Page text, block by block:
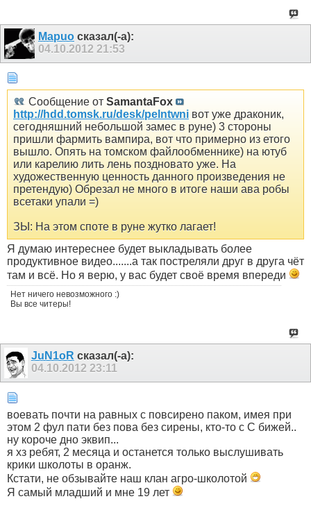
Mapuo сказал(-а):
04.10.2012 21:53
Сообщение от SamantaFox
http://hdd.tomsk.ru/desk/pelntwni вот уже драконик,
сегодняшний небольшой замес в руне) 3 стороны
пришли фармить вампира, вот что примерно из етого
вышло. Опять на томском файлообменнике) на ютуб
или карелию лить лень поздновато уже. На
художественную ценность данного произведения не
претендую) Обрезал не много в итоге наши ава робы
всетаки упали =)
ЗЫ: На этом споте в руне жутко лагает!
Я думаю интереснее будет выкладывать более
продуктивное видео.......а так постреляли друг в друга чёт
там и всё. Но я верю, у вас будет своё время впереди
Нет ничего невозможного :)
Вы все читеры!
JuN1oR сказал(-а):
04.10.2012 23:11
воевать почти на равных с повсирено паком, имея при
этом 2 фул пати без пова без сирены, кто-то с С бижей..
ну короче дно эквип...
я хз ребят, 2 месяца и останется только выслушивать
крики школоты в оранж.
Кстати, не обзывайте наш клан агро-школотой
Я самый младший и мне 19 лет